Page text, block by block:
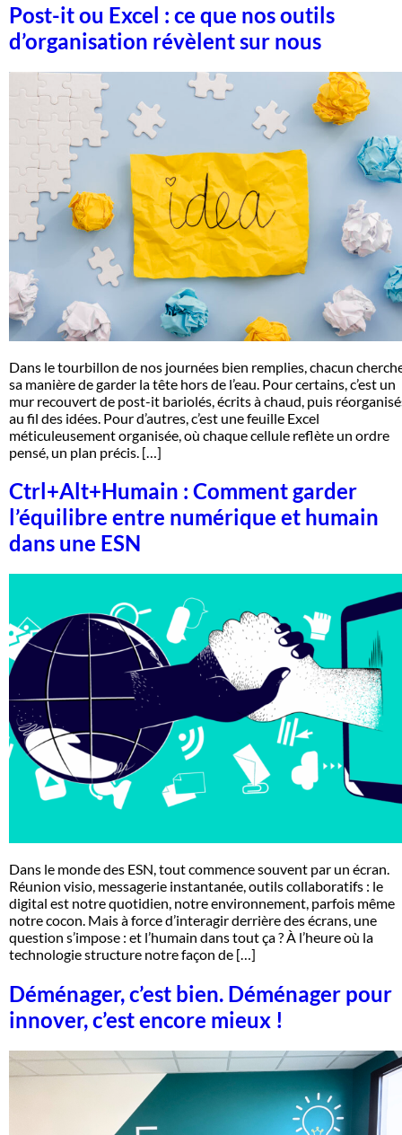
Post-it ou Excel : ce que nos outils
d’organisation révèlent sur nous
Dans le tourbillon de nos journées bien remplies, chacun
sa manière de garder la tête hors de l’eau. Pour certains, c’est un
mur recouvert de post-it bariolés, écrits à chaud, puis
au fil des idées. Pour d’autres, c’est une feuille Excel
méticuleusement organisée, où chaque cellule reflète un ordre
pensé, un plan précis. […]
Ctrl+Alt+Humain : Comment garder
l’équilibre entre numérique et humain
dans une ESN
Dans le monde des ESN, tout commence souvent par un écran.
Réunion visio, messagerie instantanée, outils collaboratifs : le
digital est notre quotidien, notre environnement, parfois même
notre cocon. Mais à force d’interagir derrière des écrans, une
question s’impose : et l’humain dans tout ça ? À l’heure où la
technologie structure notre façon de […]
Déménager, c’est bien. Déménager pour
innover, c’est encore mieux !